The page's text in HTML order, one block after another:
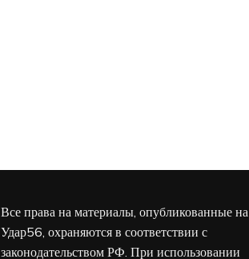
Все права на материалы, опубликованные на
Удар56, охраняются в соответствии с
законодательством РФ. При использовании